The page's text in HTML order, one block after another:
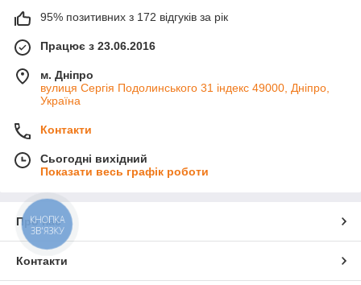
95% позитивних з 172 відгуків за рік
Працює з 23.06.2016
м. Дніпро
вулиця Сергія Подолинського 31 індекс 49000, Дніпро,
Україна
Контакти
Сьогодні вихідний
Показати весь графік роботи
Про нас
Контакти
КНОПКА
ЗВ'ЯЗКУ